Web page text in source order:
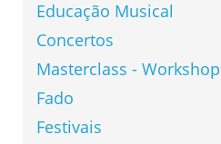
Educação Musical
Concertos
Masterclass - Workshop
Fado
Festivais